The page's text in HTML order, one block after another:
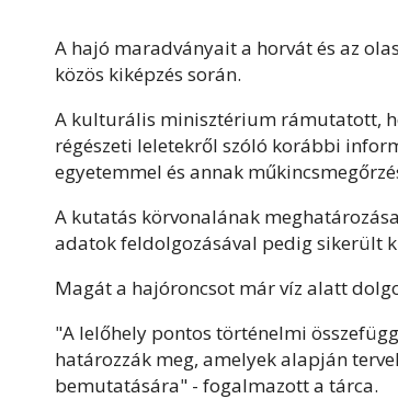
A hajó maradványait a horvát és az
közös kiképzés során.
A kulturális minisztérium rámutatott,
régészeti leletekről szóló korábbi
egyetemmel és annak
A kutatás körvonalának
adatok feldolgozásával pedig sikerült
Magát a hajóroncsot már víz alatt
"A lelőhely pontos történelmi
határozzák meg, amelyek alapján
bemutatására" - fogalmazott a tárca.